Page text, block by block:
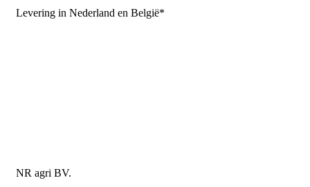
Levering in Nederland en België*
NR agri BV.